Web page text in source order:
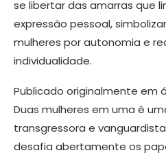
se libertar das amarras que
expressão pessoal,
mulheres por autonomia e
individualidade. ​
Publicado originalmente em
Duas mulheres em uma é
transgressora e
desafia abertamente os